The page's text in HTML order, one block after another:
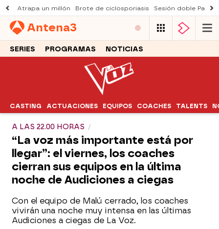
Atrapa un millón Brote de ciclosporiasis Sesión doble
Antena3
SERIES PROGRAMAS NOTICIAS
CASTING ACTUACIONES EQUIPOS COACHES TALENTS
A LAS 22.00 HORAS
“La voz más importante está por
llegar”: el viernes, los coaches
cierran sus equipos en la última
noche de Audiciones a ciegas
Con el equipo de Malú cerrado, los coaches
vivirán una noche muy intensa en las últimas
Audiciones a ciegas de La Voz.